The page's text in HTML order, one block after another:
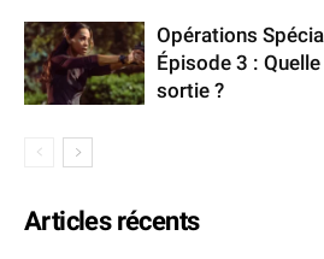
Opérations
Épisode 3 :
sortie ?
Articles récents